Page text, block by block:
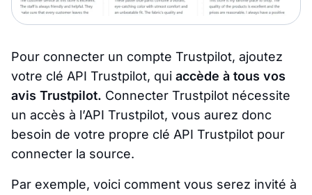
Pour connecter un compte Trustpilot, ajoutez
votre clé API Trustpilot, qui accède à tous vos
avis Trustpilot. Connecter Trustpilot nécessite
un accès à l’API Trustpilot, vous aurez donc
besoin de votre propre clé API Trustpilot pour
connecter la source.
Par exemple, voici comment vous serez invité à